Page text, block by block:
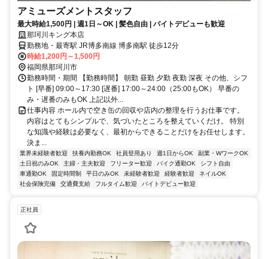
アミューズメントスタッフ
最大時給1,500円 | 週1日～OK | 髪色自由 | バイトデビューも歓迎
那珂川キング本店
勤務地・最寄駅 JR博多南線 博多南駅 徒歩12分
時給1,200円～1,500円
福岡県那珂川市
勤務時間・期間 【勤務時間】 朝勤 昼勤 夕勤 夜勤 深夜 その他、シフ
ト [早番] 09:00～17:30 [遅番] 17:00～24:00（25:00もOK） 早番の
み・遅番のみもOK 上記以外...
仕事内容 ホール内で空き缶の回収や店内の整理を行うお仕事です。
内容はとてもシンプルで、気づいたところを整えていくだけ。 特別
な知識や経験は必要なく、最初からできることだけをお任せします。
決ま...
業界未経験者歓迎 扶養内勤務OK 社員登用あり 週1日からOK
副業・WワークOK
土日祝のみOK
主婦・主夫歓迎 フリーター歓迎 バイク通勤OK
シフト自由
車通勤OK
固定時間制 平日のみOK 未経験者歓迎 経験者歓迎
ネイルOK
社会保険完備
交通費支給 フルタイム歓迎 バイトデビュー歓迎
正社員